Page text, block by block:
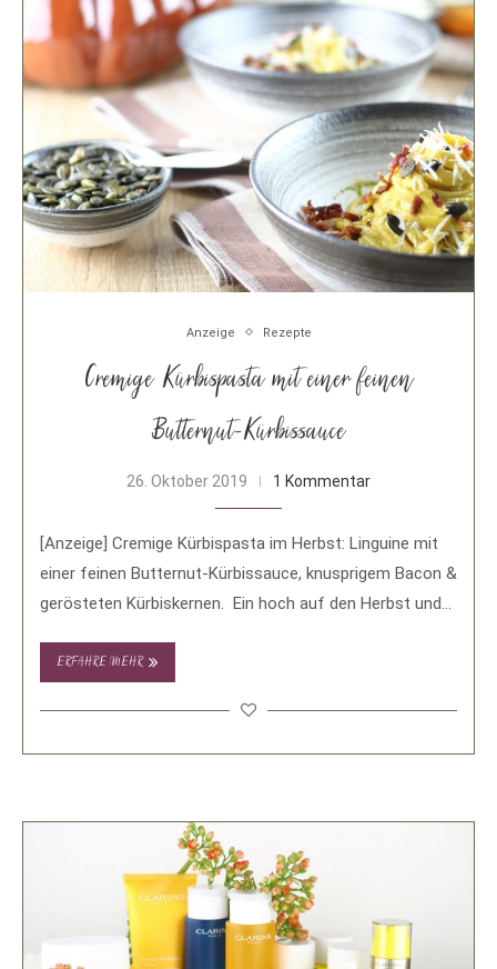
Anzeige Rezepte
Cremige Kürbispasta mit einer feinen
Butternut-Kürbissauce
26. Oktober 2019 1 Kommentar
[Anzeige] Cremige Kürbispasta im Herbst: Linguine mit
einer feinen Butternut-Kürbissauce, knusprigem Bacon &
gerösteten Kürbiskernen. Ein hoch auf den Herbst und
ERFAHRE MEHR